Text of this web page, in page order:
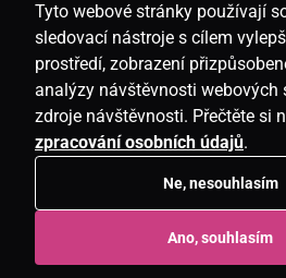
CZ
www.candlemania.cz
Tyto webové stránky používají
sledovací nástroje s cílem
prostředí, zobrazení
analýzy návštěvnosti webových
zdroje návštěvnosti. Přečtěte si
zpracování osobních údajů.
Ne, nesouhlasím
Ano, souhlasím